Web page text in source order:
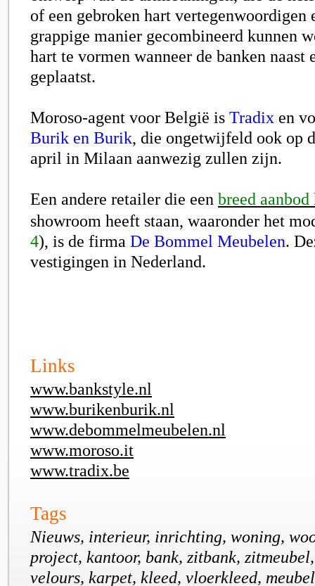
of een gebroken hart vertegenwoordigen
grappige manier gecombineerd kunnen
hart te vormen wanneer de banken naast
geplaatst.
Moroso-agent voor België is Tradix en
Burik en Burik, die ongetwijfeld ook op
april in Milaan aanwezig zullen zijn.
Een andere retailer die een breed
showroom heeft staan, waaronder het
4), is de firma De Bommel Meubelen.
vestigingen in Nederland.
Links
www.bankstyle.nl
www.burikenburik.nl
www.debommelmeubelen.nl
www.moroso.it
www.tradix.be
Tags
Nieuws, interieur, inrichting, woning,
project, kantoor, bank, zitbank,
velours, karpet, kleed, vloerkleed,